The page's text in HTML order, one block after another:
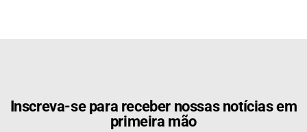
Inscreva-se para receber nossas notícias em
primeira mão